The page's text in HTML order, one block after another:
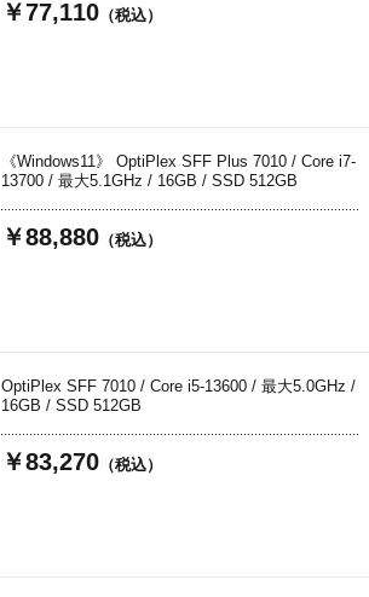
￥77,110 （税込）
《Windows11》 OptiPlex SFF Plus 7010 / Core i7-
13700 / 最大5.1GHz / 16GB / SSD 512GB
￥88,880 （税込）
OptiPlex SFF 7010 / Core i5-13600 / 最大5.0GHz /
16GB / SSD 512GB
￥83,270 （税込）